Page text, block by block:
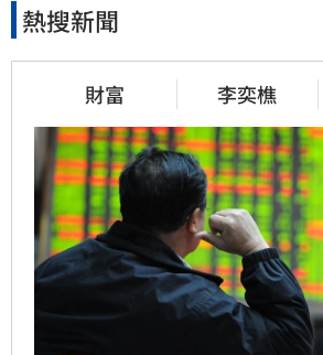
熱搜新聞
財富 李奕樵